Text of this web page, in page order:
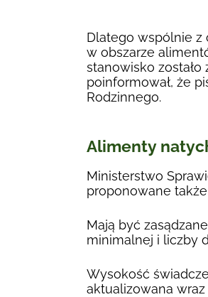
Dlatego wspólnie z
w obszarze
stanowisko
poinformował, że
Rodzinnego.
Alimenty
Ministerstwo
proponowane
Mają być
minimalnej i liczby
Wysokość
aktualizowana